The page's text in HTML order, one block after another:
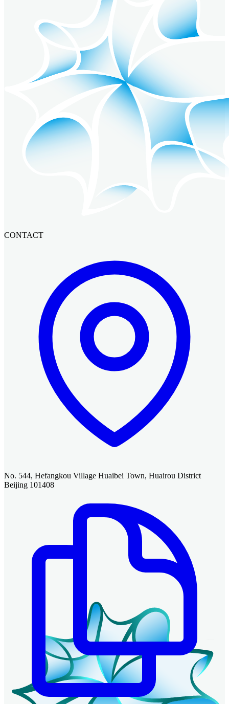
CONTACT
No. 544, Hefangkou Village Huaibei Town, Huairou District
Beijing 101408